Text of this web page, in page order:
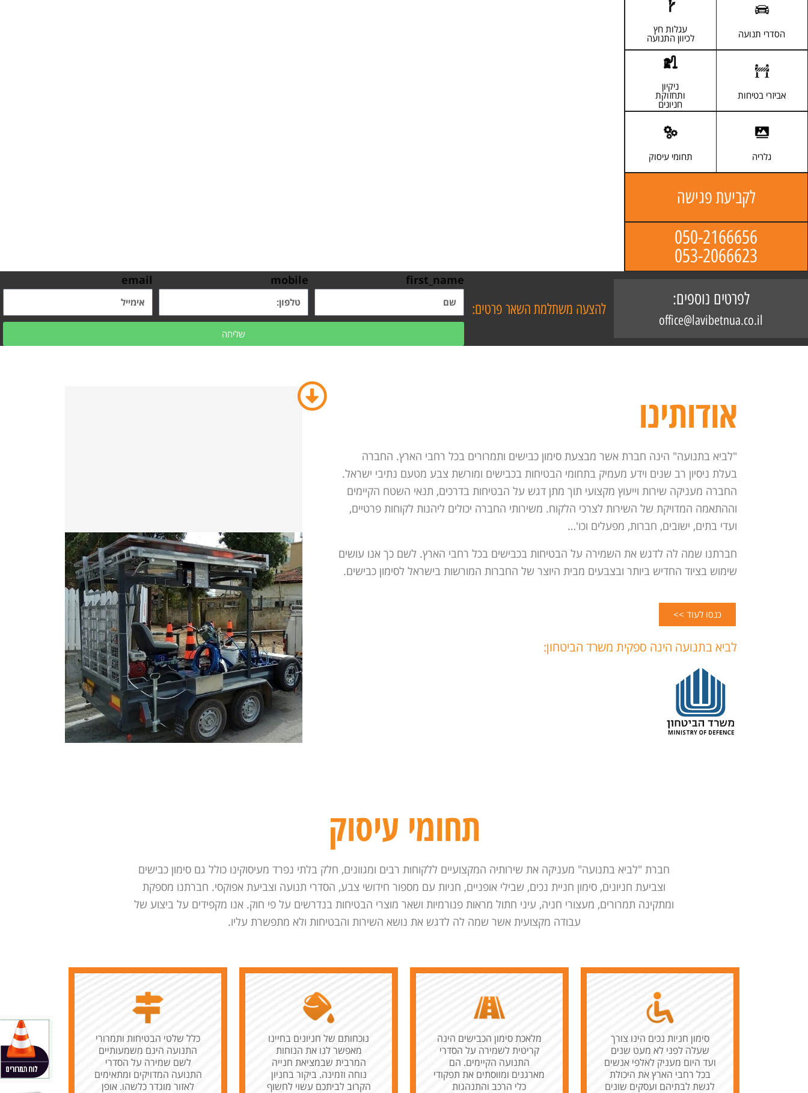
הסדרי תנועה עגלות חץ
לכיוון התנועה
אביזרי בטיחות
[ לפרטים ] ניקיון
ותחזוקת
חניונים
גלריה תחומי עיסוק
[ לפרטים ]
לקביעת פגישה
050-2166656
053-2066623
לפרטים נוספים:
office@lavibetnua.co.il
להצעה משתלמת השאר פרטים:
first_name
mobile
email
שליחה
אודותינו
"לביא בתנועה" הינה חברת אשר מבצעת סימון כבישים ותמרורים בכל רחבי הארץ. החברה
בעלת ניסיון רב שנים וידע מעמיק בתחומי הבטיחות בכבישים ומורשת צבע מטעם נתיבי ישראל.
החברה מעניקה שירות וייעוץ מקצועי תוך מתן דגש על הבטיחות בדרכים, תנאי השטח הקיימים
וההתאמה המדויקת של השירות לצרכי הלקוח. משירותי החברה יכולים ליהנות לקוחות פרטיים,
ועדי בתים, ישובים, חברות, מפעלים וכו'…
חברתנו שמה לה לדגש את השמירה על הבטיחות בכבישים בכל רחבי הארץ. לשם כך אנו עושים
שימוש בציוד החדיש ביותר ובצבעים מבית היוצר של החברות המורשות בישראל לסימון כבישים.
כנסו לעוד >>
לביא בתנועה הינה ספקית משרד הביטחון:
תחומי עיסוק
חברת "לביא בתנועה" מעניקה את שירותיה המקצועיים ללקוחות רבים ומגוונים, חלק בלתי נפרד מעיסוקינו כולל גם סימון כבישים
וצביעת חניונים, סימון חניית נכים, שבילי אופניים, חניות עם מספור חידושי צבע, הסדרי תנועה וצביעת אפוקסי. חברתנו מספקת
ומתקינה תמרורים, מעצורי חניה, עיני חתול מראות פנורמיות ושאר מוצרי הבטיחות בנדרשים על פי חוק. אנו מקפידים על ביצוע של
עבודה מקצועית אשר שמה לה לדגש את נושא השירות והבטיחות ולא מתפשרת עליו.
סימון חניות נכים הינו צורך
שעלה לפני לא מעט שנים
ועד היום מעניק לאלפי אנשים
בכל רחבי הארץ את היכולת
לגשת לבתיהם ועסקים שונים
מלאכת סימון הכבישים הינה
קריטית לשמירה על הסדרי
התנועה הקיימים. הם
מארגנים ומווסתים את תפקודי
כלי הרכב והתנהגות
נוכחותם של חניונים בחיינו
מאפשר לנו את הנוחות
המרבית שבמציאת חנייה
נוחה וזמינה. ביקור בחניון
הקרוב לביתכם עשוי לחשוף
כלל שלטי הבטיחות ותמרורי
התנועה הינם משמעותיים
לשם שמירה על הסדרי
התנועה המדויקים ומתאימים
לאזור מוגדר כלשהו. אופן